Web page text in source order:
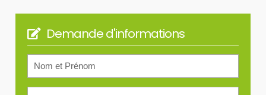
Demande d'informations